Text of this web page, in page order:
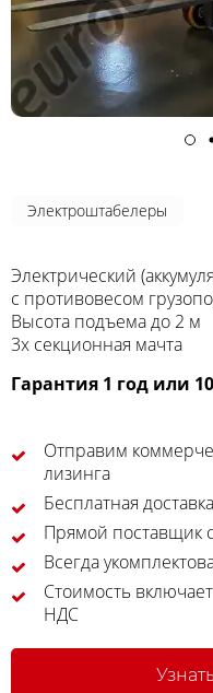
Электроштабелеры
Электрический
с противовесом
Высота подъема до 2 м
3х секционная мачта
Гарантия 1 год или
Отправим
лизинга
Бесплатная
Прямой поставщик
Всегда
Стоимость
НДС